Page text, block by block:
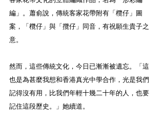
編」。蕭俞說，傳統客家花帶附有「欖仔」圖
案，「欖仔」與「攬仔」同音，有祝願生貴子之
意。
然而，這些傳統文化，今日已漸漸被遺忘。「這
也是為甚麼我想和香港真光中學合作，光是我們
記得沒有用，比我們年輕十幾二十年的人，也要
記住這段歷史。」她續道。